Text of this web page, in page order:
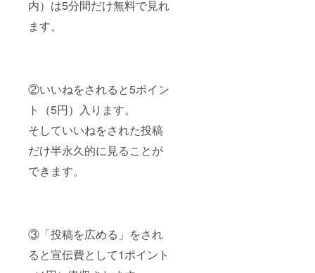
内）は5分間だけ無料で見れ
ます。
②いいねをされると5ポイン
ト（5円）入ります。
そしていいねをされた投稿
だけ半永久的に見ることが
できます。
③「投稿を広める」をされ
ると宣伝費として1ポイント